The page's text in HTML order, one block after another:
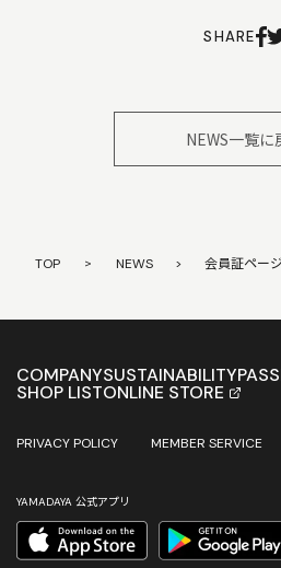
SHARE
NEWS一覧に
TOP > NEWS > 会員証ペー
COMPANYSUSTAINABILITY
SHOP LISTONLINE STORE
PRIVACY POLICY MEMBER SERVICE
YAMADAYA 公式アプリ